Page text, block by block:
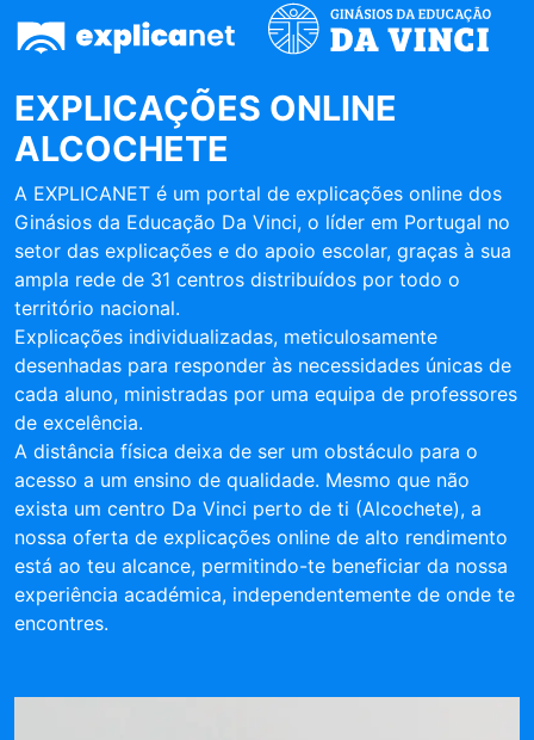
EXPLICAÇÕES ONLINE
ALCOCHETE
A EXPLICANET é um portal de explicações online dos
Ginásios da Educação Da Vinci, o líder em Portugal no
setor das explicações e do apoio escolar, graças à sua
ampla rede de 31 centros distribuídos por todo o
território nacional.
Explicações individualizadas, meticulosamente
desenhadas para responder às necessidades únicas de
cada aluno, ministradas por uma equipa de professores
de excelência.
A distância física deixa de ser um obstáculo para o
acesso a um ensino de qualidade. Mesmo que não
exista um centro Da Vinci perto de ti (Alcochete), a
nossa oferta de explicações online de alto rendimento
está ao teu alcance, permitindo-te beneficiar da nossa
experiência académica, independentemente de onde te
encontres.